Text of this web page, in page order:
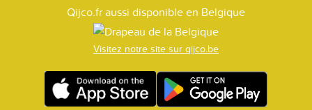
Qijco.fr aussi disponible en Belgique
Visitez notre site sur qijco.be